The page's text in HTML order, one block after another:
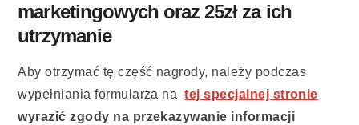
marketingowych oraz 25zł za ich
utrzymanie
Aby otrzymać tę część nagrody, należy podczas
wypełniania formularza na
tej specjalnej stronie
wyrazić zgody na przekazywanie informacji